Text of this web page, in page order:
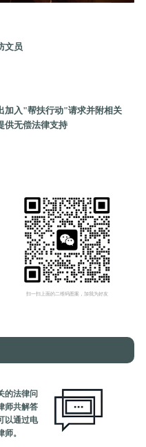
文员
加入"帮扶行动"请求并附相关
供无偿法律支持
扫一扫上面的二维码图案，加我为好友
的法律问
师共解答
以通过电
。